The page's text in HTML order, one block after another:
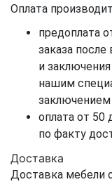
Оплата
предоплата
заказа
и
нашим
заключением
оплата от 50
по факту
Доставка
Доставка мебели